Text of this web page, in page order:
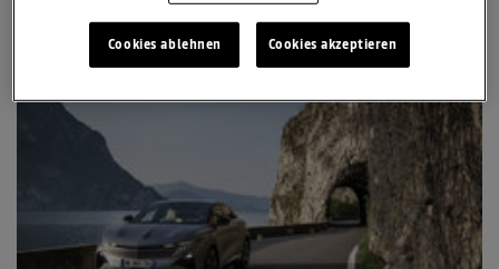
16. Juli 2026 A390
Cookies ablehnen Cookies akzeptieren